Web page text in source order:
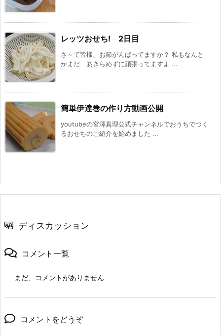
レッツおせち! 2日目
さ～て皆様、お節がんばってますか？ 私もなんと
かまだ あきらめずに頑張ってますよ ...
簡単伊達巻の作り方動画公開
youtubeの宮澤真理公式チャンネルでおうちでつく
るおせちのご紹介を始めました ...
ディスカッション
コメント一覧
まだ、コメントがありません
コメントをどうぞ